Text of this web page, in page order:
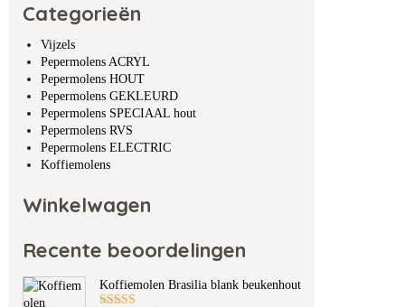
Categorieën
Vijzels
Pepermolens ACRYL
Pepermolens HOUT
Pepermolens GEKLEURD
Pepermolens SPECIAAL hout
Pepermolens RVS
Pepermolens ELECTRIC
Koffiemolens
Winkelwagen
Recente beoordelingen
Koffiemolen Brasilia blank beukenhout